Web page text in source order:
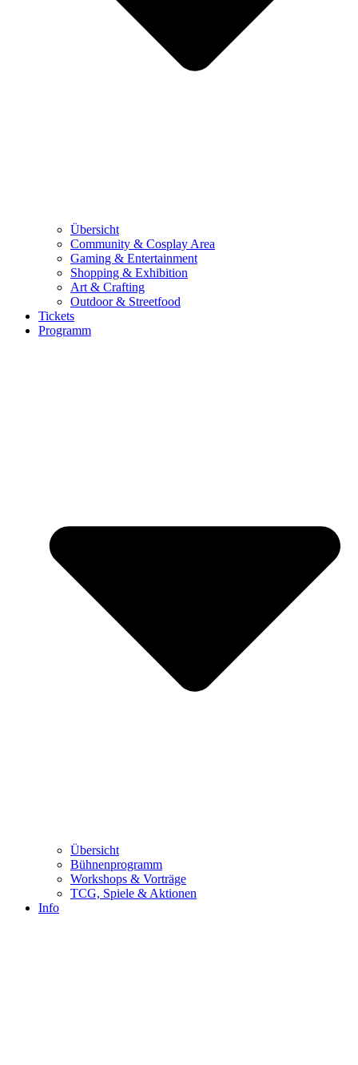
Übersicht
Community & Cosplay Area
Gaming & Entertainment
Shopping & Exhibition
Art & Crafting
Outdoor & Streetfood
Tickets
Programm
Übersicht
Bühnenprogramm
Workshops & Vorträge
TCG, Spiele & Aktionen
Info